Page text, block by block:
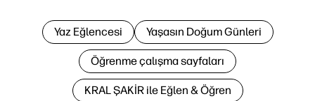
Yaz Eğlencesi Yaşasın Doğum Günleri
Öğrenme çalışma sayfaları
KRAL ŞAKİR ile Eğlen & Öğren